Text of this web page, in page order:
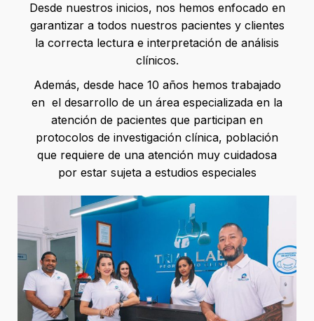
Desde nuestros inicios, nos hemos enfocado en
garantizar a todos nuestros pacientes y clientes
la correcta lectura e interpretación de análisis
clínicos.
Además, desde hace 10 años hemos trabajado
en el desarrollo de un área especializada en la
atención de pacientes que participan en
protocolos de investigación clínica, población
que requiere de una atención muy cuidadosa
por estar sujeta a estudios especiales